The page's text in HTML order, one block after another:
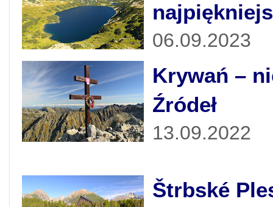
06.09.2023
Krywań –
Źródeł
13.09.2022
Štrbské